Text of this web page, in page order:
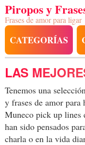
Piropos y
Frases de amor para ligar
CATEGORÍAS
LAS
Tenemos una
y frases de amor para
Muneco pick up lines
han sido pensados
charla o en la vida